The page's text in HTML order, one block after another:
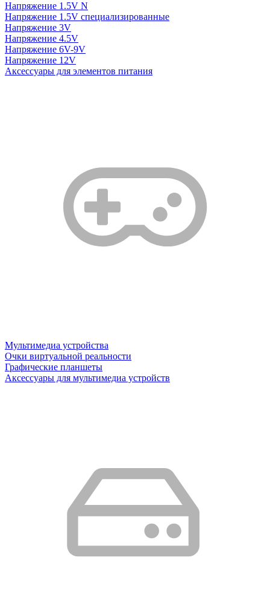
Напряжение 1.5V N
Напряжение 1.5V специализированные
Напряжение 3V
Напряжение 4.5V
Напряжение 6V-9V
Напряжение 12V
Аксессуары для элементов питания
Мультимедиа устройства
Очки виртуальной реальности
Графические планшеты
Аксессуары для мультимедиа устройств